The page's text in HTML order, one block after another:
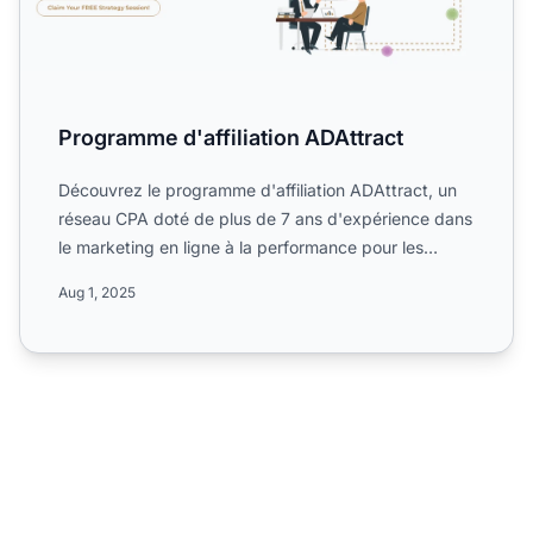
Programme d'affiliation ADAttract
Découvrez le programme d'affiliation ADAttract, un
réseau CPA doté de plus de 7 ans d'expérience dans
le marketing en ligne à la performance pour les
Aug 1, 2025